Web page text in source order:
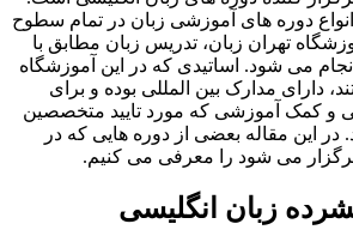
دوره های آموزشی زبان در تمام سطوح
تهران زبان، تدریس زبان مطابق با
انجام می شود. اساتیدی که در این آموزشگاه
دارای مدارک بین المللی بوده و برای
و کمک آموزشی که مورد تایید متخصصین
در این مقاله بعضی از دوره هایی که در
می شود را معرفی می کنیم.
زبان انگلیسی